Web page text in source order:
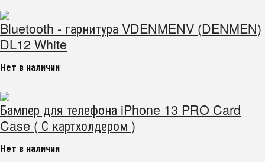
Bluetooth - гарнитура VDENMENV (DENMEN)
DL12 White
Нет в наличии
Бампер для телефона iPhone 13 PRO Card
Case ( С картхолдером )
Нет в наличии